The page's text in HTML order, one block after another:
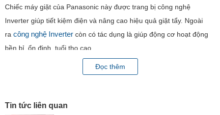
Chiếc máy giặt của Panasonic này được trang bị công nghệ
Inverter giúp tiết kiệm điện và nâng cao hiệu quả giặt tẩy. Ngoài
ra công nghệ Inverter còn có tác dụng là giúp động cơ hoạt động
bền bỉ, ổn định, tuổi thọ cao.
kiệm chi phí
Đọc thêm
Tin tức liên quan